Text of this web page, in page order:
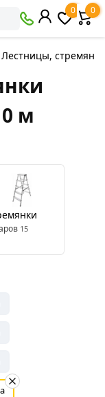
0 0
Лестницы, стремянки
м
15